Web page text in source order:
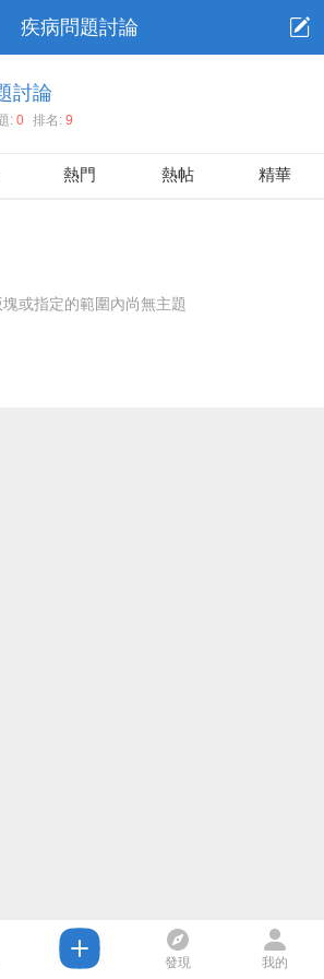
疾病問題討論
討論
: 0 排名: 9
熱門 熱帖 精華
或指定的範圍內尚無主題
發現 我的